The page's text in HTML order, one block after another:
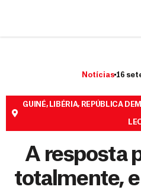
Notícias 16
GUINÉ, LIBÉRIA, REPÚBLICA
A resposta
totalmente,
a
r